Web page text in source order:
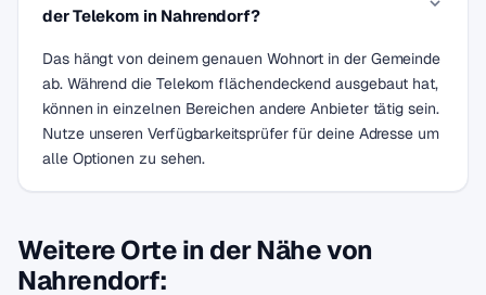
der Telekom in Nahrendorf?
Das hängt von deinem genauen Wohnort in der Gemeinde
ab. Während die Telekom flächendeckend ausgebaut hat,
können in einzelnen Bereichen andere Anbieter tätig sein.
Nutze unseren Verfügbarkeitsprüfer für deine Adresse um
alle Optionen zu sehen.
Weitere Orte in der Nähe von
Nahrendorf: